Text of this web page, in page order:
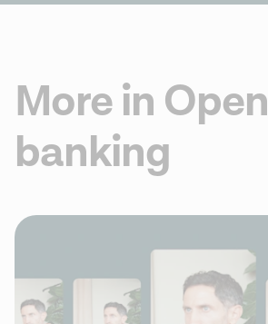
More in Open
banking